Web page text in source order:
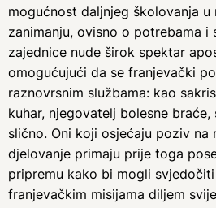
mogućnost daljnjeg školovanja u
zanimanju, ovisno o potrebama i
zajednice nude širok spektar
omogućujući da se franjevački
raznovrsnim službama: kao
kuhar, njegovatelj bolesne braće,
slično. Oni koji osjećaju poziv na
djelovanje primaju prije toga
pripremu kako bi mogli svjedočiti
franjevačkim misijama diljem